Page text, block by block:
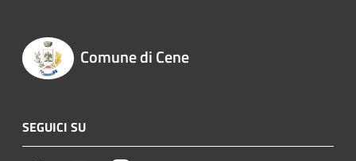
Comune di Cene
SEGUICI SU